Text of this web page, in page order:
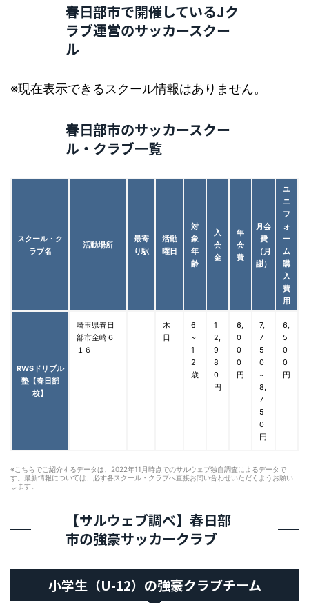
春日部市で開催しているJク
ラブ運営のサッカースクー
ル
※現在表示できるスクール情報はありません。
春日部市のサッカースクー
ル・クラブ一覧
スクール・ク
ラブ名
活動場所
最寄
り駅
活動
曜日
対
象
年
齢
入
会
金
年
会
費
月会
費
（月
謝）
ユ
ニ
フ
ォ
ー
ム
購
入
費
用
RWSドリブル
塾【春日部
校】
埼玉県春日
部市金崎６
１６
木
日
6
~
1
2
歳
1
2,
9
8
0
円
6,
0
0
0
円
7,
7
5
0
~
8,
7
5
0
円
6,
5
0
0
円
※こちらでご紹介するデータは、2022年11月時点でのサルウェブ独自調査によるデータで
す。最新情報については、必ず各スクール・クラブへ直接お問い合わせいただくようお願い
します。
【サルウェブ調べ】春日部
市の強豪サッカークラブ
小学生（U-12）の強豪クラブチーム